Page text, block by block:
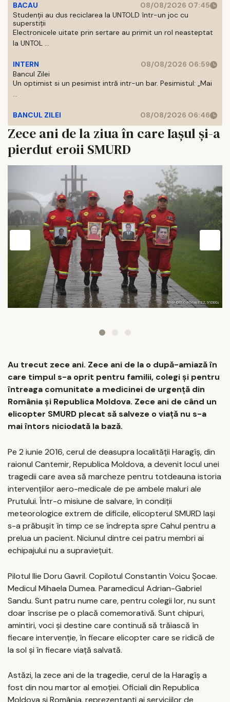
BACAU
08/08/2026 07:45
Studenții au dus reciclarea la UNTOLD într-un joc cu
superstiții
Electronicele uitate prin sertare au primit un rol neasteptat
la UNTOL ...
INTERN
08/08/2026 06:59
Bancul Zilei
Un optimist si un pesimist intră intr-un bar. Pesimistul: „Mai
...
BANCUL ZILEI 08/08/2026 06:46
Zece ani de la ziua în care Iaşul şi-a
pierdut eroii SMURD
Au trecut zece ani. Zece ani de la o după-amiază în
care timpul s-a oprit pentru familii, colegi şi pentru
întreaga comunitate a medicinei de urgenţă din
România şi Republica Moldova. Zece ani de când un
elicopter SMURD plecat să salveze o viaţă nu s-a
mai întors niciodată la bază.
Pe 2 iunie 2016, cerul de deasupra localităţii Haragîş, din
raionul Cantemir, Republica Moldova, a devenit locul unei
tragedii care avea să marcheze pentru totdeauna istoria
intervenţiilor aero-medicale de pe ambele maluri ale
Prutului. Într-o misiune de salvare, în condiţii
meteorologice extrem de dificile, elicopterul SMURD Iaşi
s-a prăbuşit în timp ce se îndrepta spre Cahul pentru a
prelua un pacient. Niciunul dintre cei patru membri ai
echipajului nu a supravieţuit.
Pilotul Ilie Doru Gavril. Copilotul Constantin Voicu Şocae.
Medicul Mihaela Dumea. Paramedicul Adrian-Gabriel
Sandu. Sunt patru nume care, pentru colegii lor, nu sunt
doar înscrise pe o placă comemorativă. Sunt chipuri,
amintiri, voci şi destine care continuă să trăiască în
fiecare intervenţie, în fiecare elicopter care se ridică de
la sol şi în fiecare viaţă salvată.
Astăzi, la zece ani de la tragedie, cerul de la Haragîş a
fost din nou martor al emoţiei. Oficiali din Republica
Moldova şi România, reprezentanţi ai serviciilor de